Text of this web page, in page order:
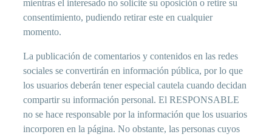
mientras el interesado no solicite su oposición o retire su
consentimiento, pudiendo retirar este en cualquier
momento.
La publicación de comentarios y contenidos en las redes
sociales se convertirán en información pública, por lo que
los usuarios deberán tener especial cautela cuando decidan
compartir su información personal. El RESPONSABLE
no se hace responsable por la información que los usuarios
incorporen en la página. No obstante, las personas cuyos